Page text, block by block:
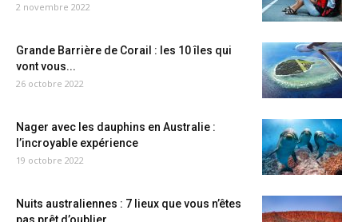
2 novembre 2022
Grande Barrière de Corail : les 10 îles qui
vont vous...
26 octobre 2022
Nager avec les dauphins en Australie :
l’incroyable expérience
19 octobre 2022
Nuits australiennes : 7 lieux que vous n’êtes